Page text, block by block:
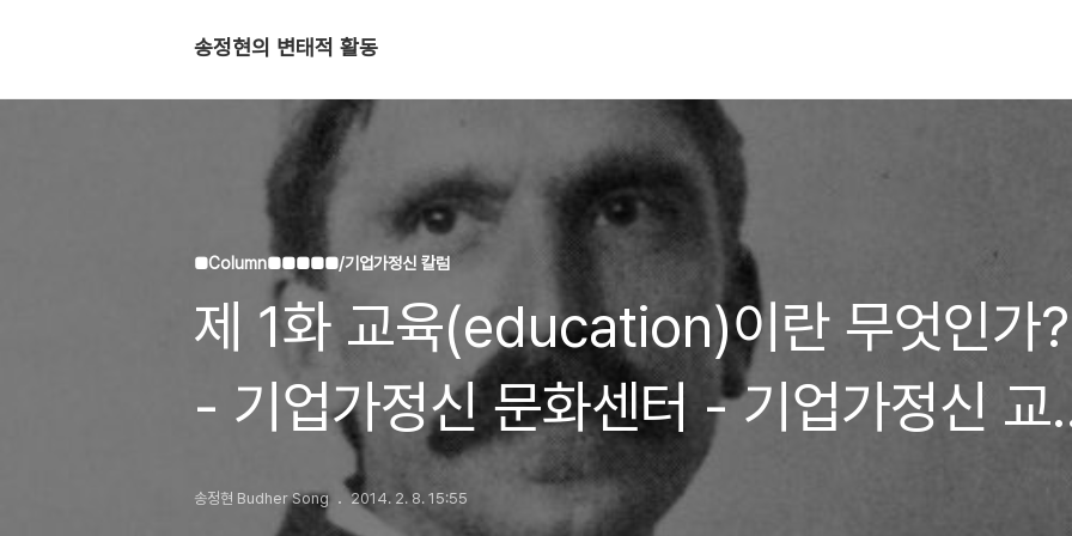
송정현의 변태적 활동
■Column■■■■■/기업가정신 칼럼
제 1화 교육(education)이란 무엇인가?
- 기업가정신 문화센터 - 기업가정신 교
/ 훈련 함께 하기
송정현 Budher Song 2014. 2. 8. 15:55